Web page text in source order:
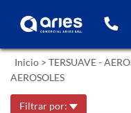
Inicio > TERSUAVE -
AEROSOLES
Filtrar por: